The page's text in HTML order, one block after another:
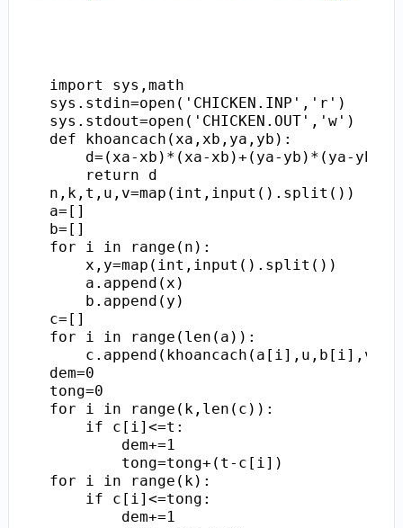
import sys,math
sys.stdin=open('CHICKEN.INP','r')
sys.stdout=open('CHICKEN.OUT','w')
def khoancach(xa,xb,ya,yb):
    d=(xa-xb)*(xa-xb)+(ya-yb)*(ya-yb)
    return d
n,k,t,u,v=map(int,input().split())
a=[]
b=[]
for i in range(n):
    x,y=map(int,input().split())
    a.append(x)
    b.append(y)
c=[]
for i in range(len(a)):
    c.append(khoancach(a[i],u,b[i],v))
dem=0
tong=0
for i in range(k,len(c)):
    if c[i]<=t:
        dem+=1
        tong=tong+(t-c[i])
for i in range(k):
    if c[i]<=tong:
        dem+=1